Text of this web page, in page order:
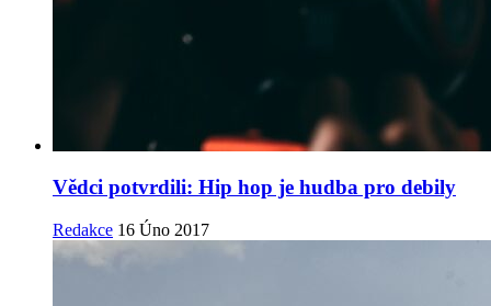
Vědci potvrdili: Hip hop je hudba pro debily
Redakce 16 Úno 2017